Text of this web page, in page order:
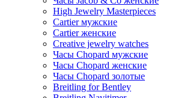
High Jewelry Masterpieces
Cartier мужские
Cartier женские
Creative jewelry watches
Часы Chopard мужские
Часы Сhopard женские
Часы Сhopard золотые
Breitling for Bentley